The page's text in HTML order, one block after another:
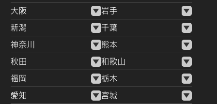
大阪 岩手
新潟 千葉
神奈川 熊本
秋田 和歌山
福岡 栃木
愛知 宮城